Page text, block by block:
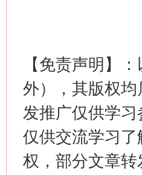
【免责声明】
外），其版权
发推广仅供学
仅供交流学习
权，部分文章
在谋一域中谋全局